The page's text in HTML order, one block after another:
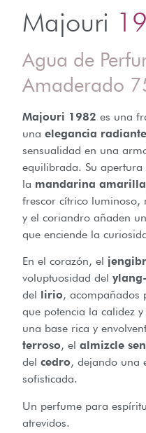
Majouri
Agua de
Amaderado
Majouri 1982 es una
una elegancia radiante
sensualidad en una
equilibrada. Su apertura
la mandarina amarilla
frescor cítrico luminoso,
y el coriandro añaden
que enciende la
En el corazón, el
voluptuosidad del
del lirio, acompañados
que potencia la calidez
una base rica y
terroso, el almizcle
del cedro, dejando una
sofisticada.
Un perfume para
atrevidos.